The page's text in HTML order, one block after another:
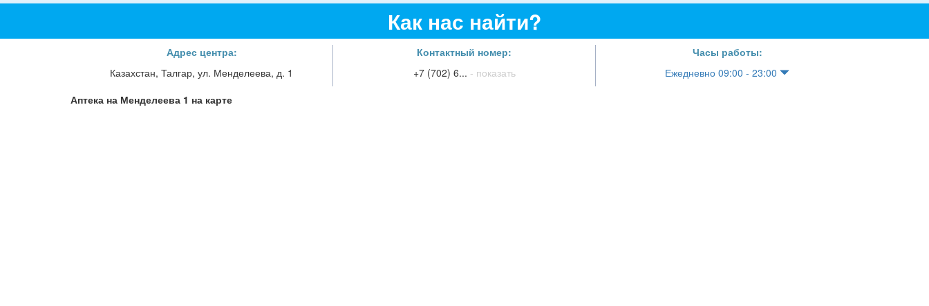
Как нас найти?
Адрес центра:
Казахстан, Талгар, ул. Менделеева, д. 1
Контактный номер:
+7 (702) 6... - показать
Часы работы:
Ежедневно 09:00 - 23:00
Аптека на Менделеева 1 на карте